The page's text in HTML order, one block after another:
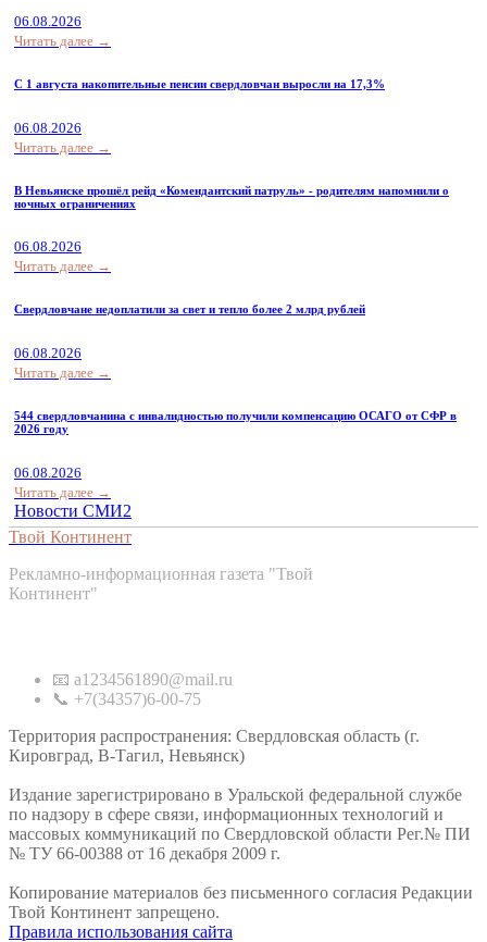
06.08.2026
Читать далее →
С 1 августа накопительные пенсии свердловчан выросли на 17,3%
06.08.2026
Читать далее →
В Невьянске прошёл рейд «Комендантский патруль» - родителям напомнили о
ночных ограничениях
06.08.2026
Читать далее →
Свердловчане недоплатили за свет и тепло более 2 млрд рублей
06.08.2026
Читать далее →
544 свердловчанина с инвалидностью получили компенсацию ОСАГО от СФР в
2026 году
06.08.2026
Читать далее →
Новости СМИ2
Твой Континент
Рекламно-информационная газета "Твой
Континент"
📧 a1234561890@mail.ru
📞 +7(34357)6-00-75
Территория распространения: Свердловская область (г.
Кировград, В-Тагил, Невьянск)
Издание зарегистрировано в Уральской федеральной службе
по надзору в сфере связи, информационных технологий и
массовых коммуникаций по Свердловской области Рег.№ ПИ
№ ТУ 66-00388 от 16 декабря 2009 г.
Копирование материалов без письменного согласия Редакции
Твой Континент запрещено.
Правила использования сайта